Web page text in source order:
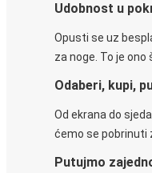
Udobnost u
Opusti se uz
za noge. To je
Odaberi, kupi,
Od ekrana do
ćemo se pobrinuti
Putujmo